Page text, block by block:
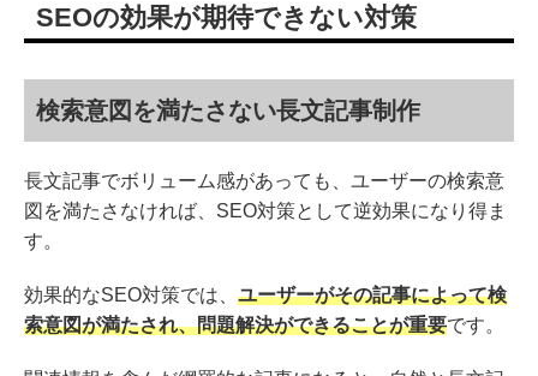
SEOの効果が期待できない対策
検索意図を満たさない長文記事制作
長文記事でボリューム感があっても、ユーザーの検索意
図を満たさなければ、SEO対策として逆効果になり得ま
す。
効果的なSEO対策では、 ユーザーがその記事によって検
索意図が満たされ、問題解決ができることが重要です。